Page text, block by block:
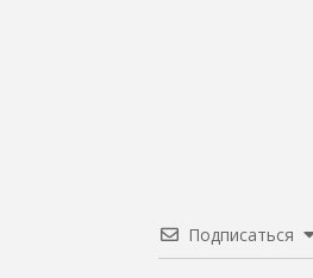
Подписаться